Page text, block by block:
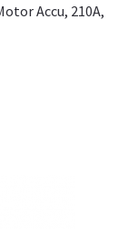
Accu, 210A,